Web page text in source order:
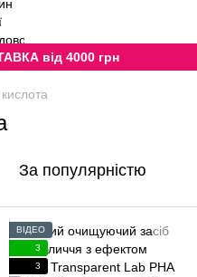
від 4000 грн
За популярністю
ВІДЕО
3
3